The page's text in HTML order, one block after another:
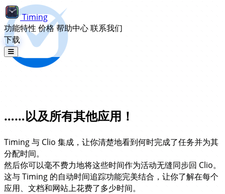
Timing
功能特性 价格帮助中心联系我们
下载
……以及所有其他应用！
Timing 与 Clio 集成，让你清楚地看到何时完成了任务并为其
分配时间。
然后你可以毫不费力地将这些时间作为活动无缝同步回 Clio。
这与 Timing 的自动时间追踪功能完美结合，让你了解在每个
应用、文档和网站上花费了多少时间。